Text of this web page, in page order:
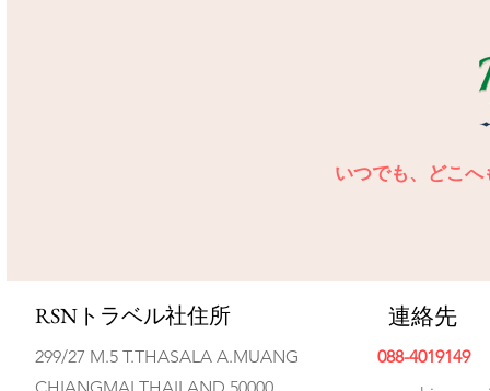
いつでも、どこ
RSNトラベル社住所
299/27 M.5 T.THASALA A.MUANG
連絡先
088-4019149